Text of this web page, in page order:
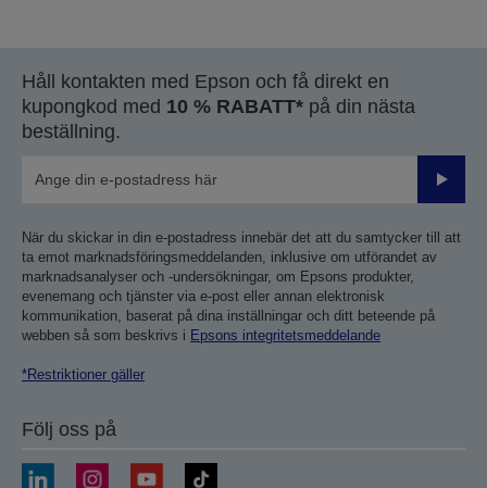
Håll kontakten med Epson och få direkt en
kupongkod med 10 % RABATT* på din nästa
beställning.
Skicka
När du skickar in din e-postadress innebär det att du samtycker till att
ta emot marknadsföringsmeddelanden, inklusive om utförandet av
marknadsanalyser och -undersökningar, om Epsons produkter,
evenemang och tjänster via e-post eller annan elektronisk
kommunikation, baserat på dina inställningar och ditt beteende på
webben så som beskrivs i Epsons integritetsmeddelande
*Restriktioner gäller
Följ oss på